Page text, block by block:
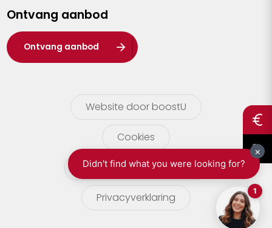
Waasland
Wuustwezel
Zoersel
Ontvang aanbod
Ontvang aanbod
Website door boostU
Cookies
gebruikersvoorwaarden
Privacyverklaring